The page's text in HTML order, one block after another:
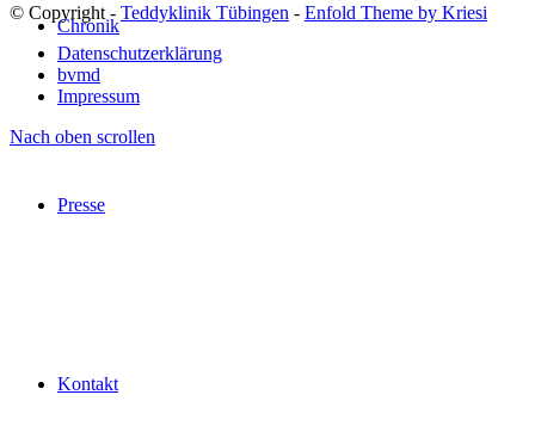
Chronik
Presse
Kontakt
© Copyright - Teddyklinik Tübingen - Enfold Theme by Kriesi
Datenschutzerklärung
bvmd
Impressum
Nach oben scrollen